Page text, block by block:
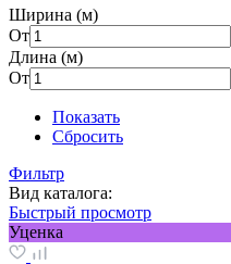
Ширина (м)
От
Длина (м)
От
Показать
Сбросить
Фильтр
Вид каталога:
Быстрый просмотр
Уценка